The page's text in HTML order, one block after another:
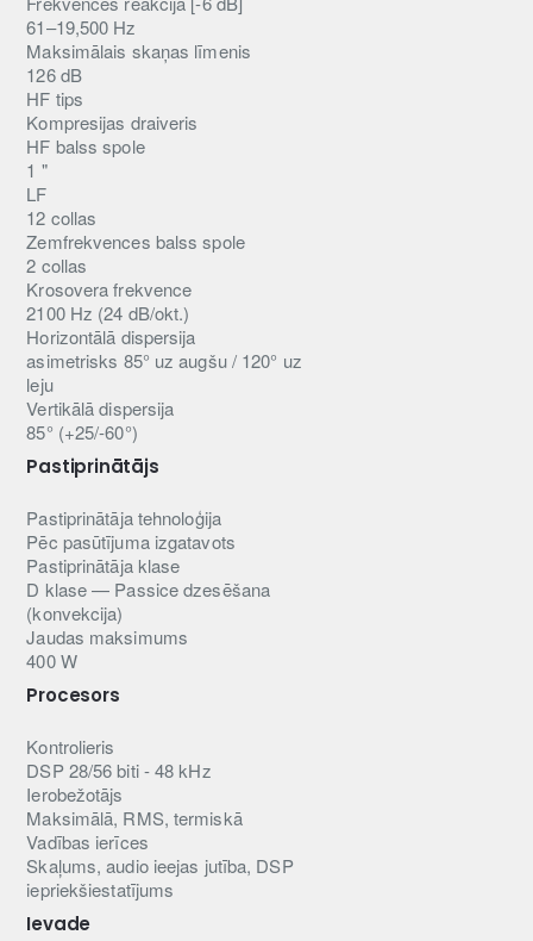
61–19,500 Hz
Maksimālais skaņas līmenis
126 dB
HF tips
Kompresijas draiveris
HF balss spole
1 "
LF
12 collas
Zemfrekvences balss spole
2 collas
Krosovera frekvence
2100 Hz (24 dB/okt.)
Horizontālā dispersija
asimetrisks 85° uz augšu / 120° uz
leju
Vertikālā dispersija
85° (+25/-60°)
Pastiprinātājs
Pastiprinātāja tehnoloģija
Pēc pasūtījuma izgatavots
Pastiprinātāja klase
D klase — Passice dzesēšana
(konvekcija)
Jaudas maksimums
400 W
Procesors
Kontrolieris
DSP 28/56 biti - 48 kHz
Ierobežotājs
Maksimālā, RMS, termiskā
Vadības ierīces
Skaļums, audio ieejas jutība, DSP
iepriekšiestatījums
Ievade